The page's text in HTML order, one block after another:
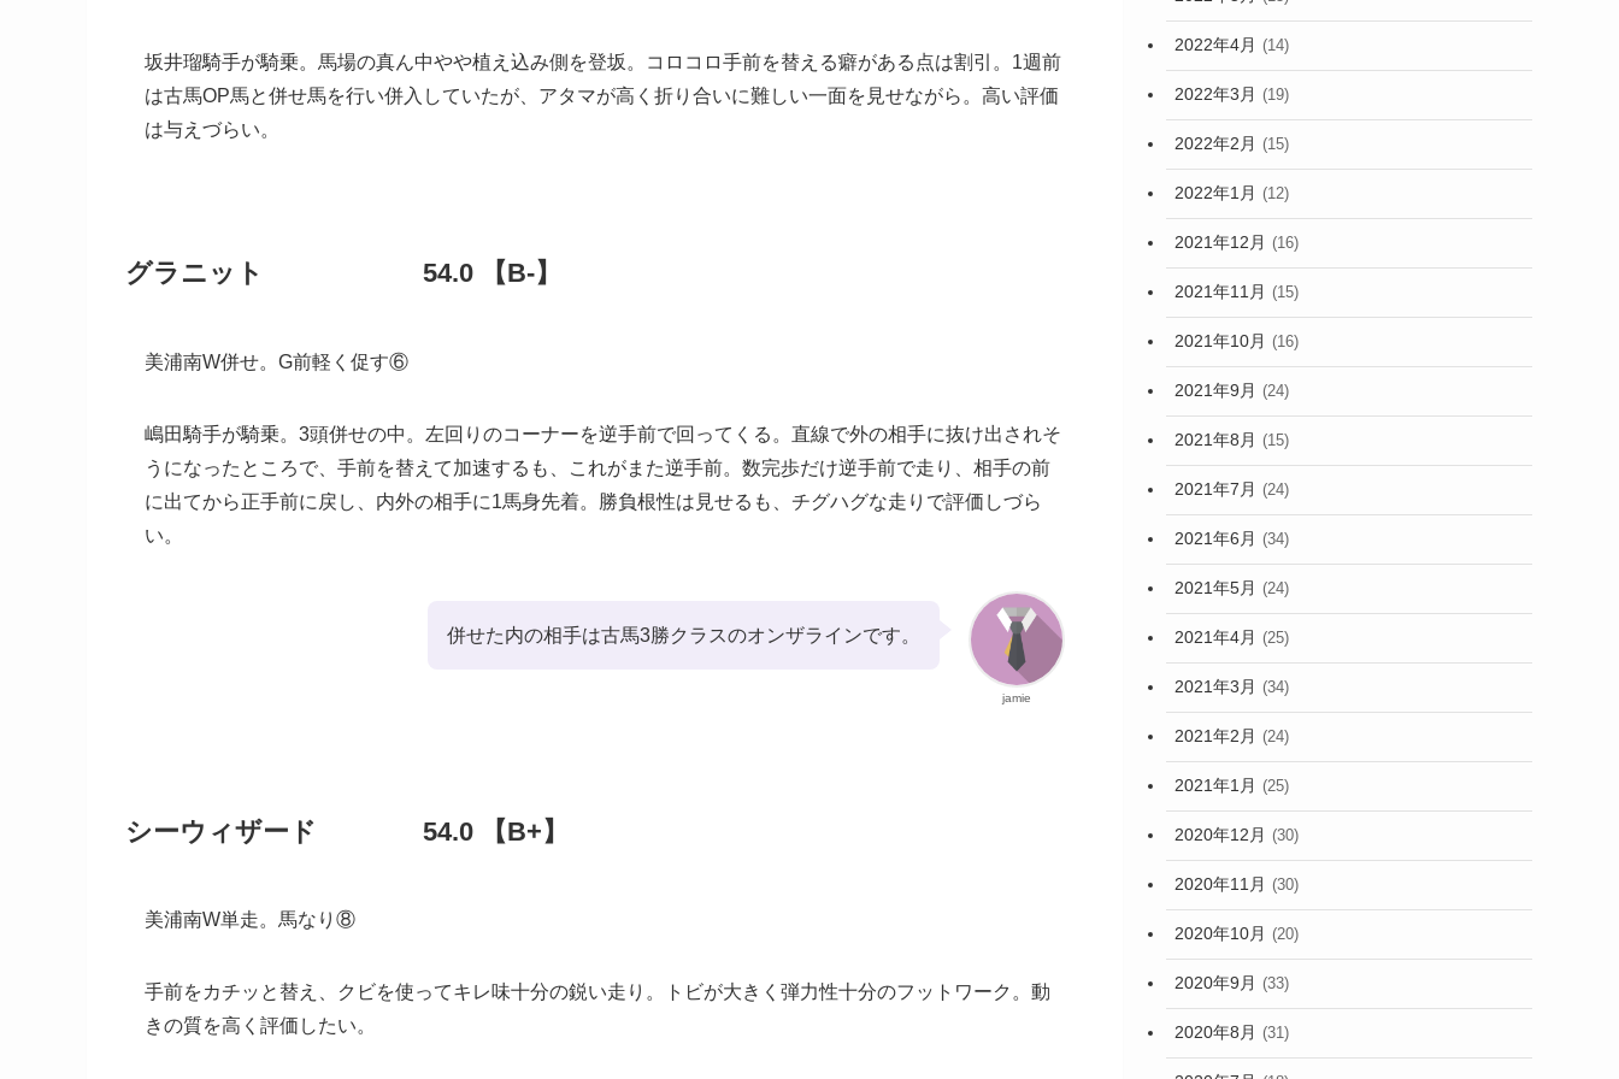
坂井瑠騎手が騎乗。馬場の真ん中やや植え込み側を登坂。コロコロ手前を替える癖がある点は割引。1週前
は古馬OP馬と併せ馬を行い併入していたが、アタマが高く折り合いに難しい一面を見せながら。高い評価
は与えづらい。
グラニット 54.0 【B-】
美浦南W併せ。G前軽く促す⑥
嶋田騎手が騎乗。3頭併せの中。左回りのコーナーを逆手前で回ってくる。直線で外の相手に抜け出されそ
うになったところで、手前を替えて加速するも、これがまた逆手前。数完歩だけ逆手前で走り、相手の前
に出てから正手前に戻し、内外の相手に1馬身先着。勝負根性は見せるも、チグハグな走りで評価しづら
い。
jamie
併せた内の相手は古馬3勝クラスのオンザラインです。
シーウィザード 54.0 【B+】
美浦南W単走。馬なり⑧
手前をカチッと替え、クビを使ってキレ味十分の鋭い走り。トビが大きく弾力性十分のフットワーク。動
きの質を高く評価したい。
2022年4月 (14)
2022年3月 (19)
2022年2月 (15)
2022年1月 (12)
2021年12月 (16)
2021年11月 (15)
2021年10月 (16)
2021年9月 (24)
2021年8月 (15)
2021年7月 (24)
2021年6月 (34)
2021年5月 (24)
2021年4月 (25)
2021年3月 (34)
2021年2月 (24)
2021年1月 (25)
2020年12月 (30)
2020年11月 (30)
2020年10月 (20)
2020年9月 (33)
2020年8月 (31)